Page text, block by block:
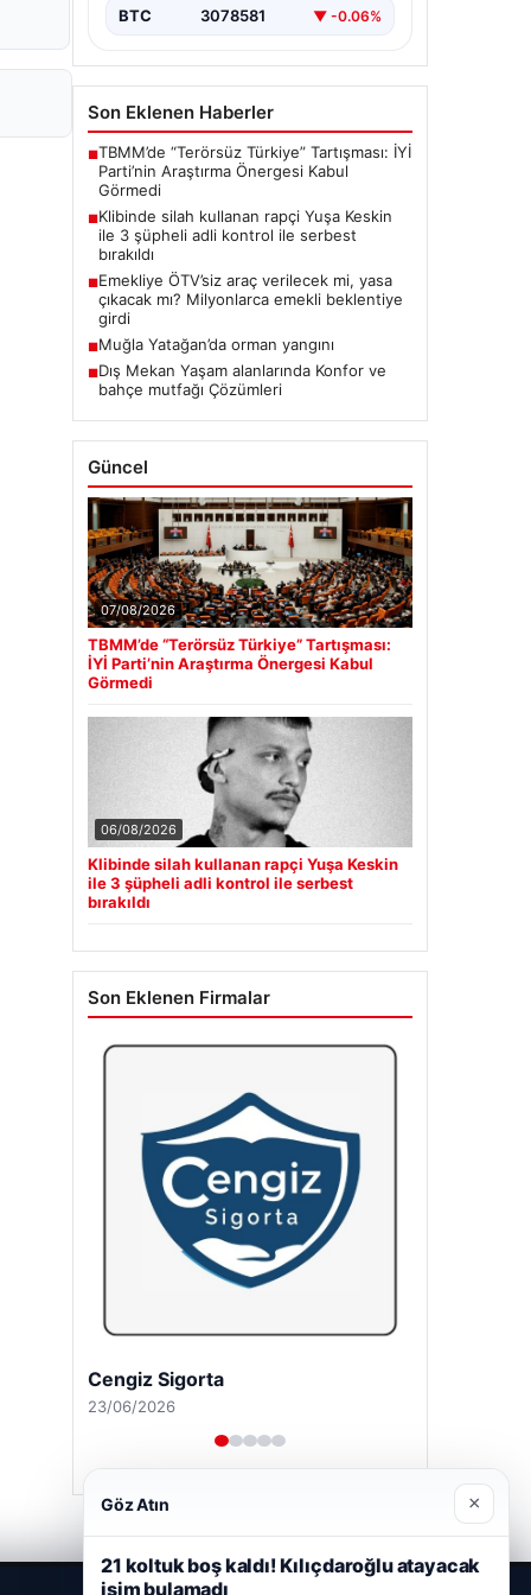
BTC 3078581 ▼ -0.06%
Son Eklenen Haberler
■TBMM’de “Terörsüz Türkiye” Tartışması: İYİ
Parti’nin Araştırma Önergesi Kabul
Görmedi
■Klibinde silah kullanan rapçi Yuşa Keskin
ile 3 şüpheli adli kontrol ile serbest
bırakıldı
■Emekliye ÖTV’siz araç verilecek mi, yasa
çıkacak mı? Milyonlarca emekli beklentiye
girdi
■Muğla Yatağan’da orman yangını
■Dış Mekan Yaşam alanlarında Konfor ve
bahçe mutfağı Çözümleri
Güncel
07/08/2026
TBMM’de “Terörsüz Türkiye” Tartışması:
İYİ Parti’nin Araştırma Önergesi Kabul
Görmedi
06/08/2026
Klibinde silah kullanan rapçi Yuşa Keskin
ile 3 şüpheli adli kontrol ile serbest
bırakıldı
Son Eklenen Firmalar
Cengiz Sigorta
23/06/2026
Göz Atın ×
21 koltuk boş kaldı! Kılıçdaroğlu atayacak
isim bulamadı